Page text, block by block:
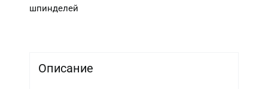
с
шпинделей
Описание